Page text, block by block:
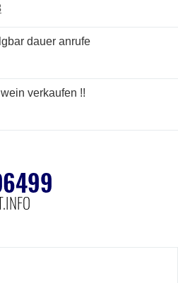
dauer anrufe
wein verkaufen !!